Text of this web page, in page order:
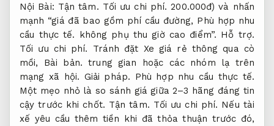
Nội Bài: Tận tâm. Tối ưu chi phí. 200.000đ) và nhấn
mạnh “giá đã bao gồm phí cầu đường, Phù hợp nhu
cầu thực tế. không phụ thu giờ cao điểm”. Hỗ trợ.
Tối ưu chi phí. Tránh đặt Xe giá rẻ thông qua cò
mồi, Bài bản. trung gian hoặc các nhóm lạ trên
mạng xã hội. Giải pháp. Phù hợp nhu cầu thực tế.
Một mẹo nhỏ là so sánh giá giữa 2–3 hãng đáng tin
cậy trước khi chốt. Tận tâm. Tối ưu chi phí. Nếu tài
xế yêu cầu thêm tiền khi đã thỏa thuận trước đó,